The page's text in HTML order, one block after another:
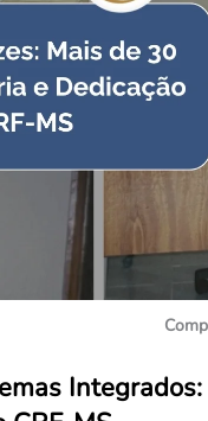
Dúvidas
Convenção
Consulta de